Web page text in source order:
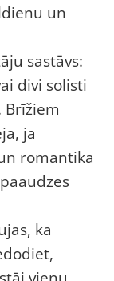
un
sastāvs:
divi solisti
ja
romantika
ka